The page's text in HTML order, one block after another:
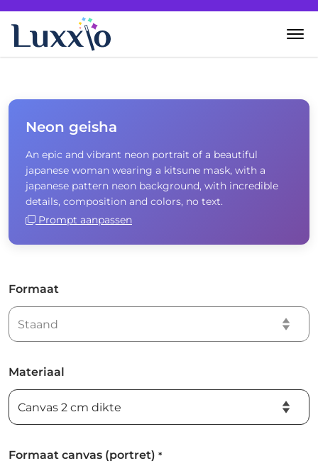
Wanddecoratie
Zelf creëren
Over Luxxio
Contact
Neon geisha
An epic and vibrant neon portrait of a beautiful
japanese woman wearing a kitsune mask, with a
japanese pattern neon background, with incredible
details, composition and colors, no text.
Prompt aanpassen
Formaat
Materiaal
Formaat canvas (portret) *